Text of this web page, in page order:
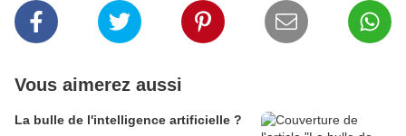
Vous aimerez aussi
La bulle de l'intelligence artificielle ?